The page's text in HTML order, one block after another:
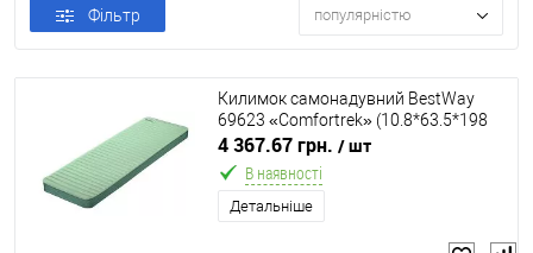
Фільтр популярністю
Килимок самонадувний BestWay
69623 «Comfortrek» (10.8*63.5*198
см, одномісний, мішок, для
екстремальних погодних умов,
до150 кг)
4 367.67 грн. / шт
В наявності
Детальніше